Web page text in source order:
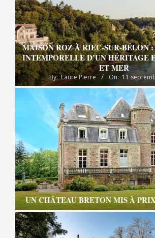
MAISON ROZ À RIEC-SUR-BÉLON
INTEMPORELLE D’UN HÉRITAGE
ET MER
By: Laure Pierre On: 11
UN CHÂTEAU BRETON MIS À